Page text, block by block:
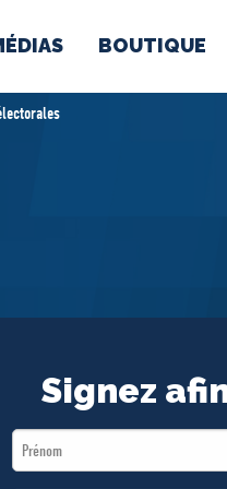
BOUTIQUE
À
Signez
First
Name